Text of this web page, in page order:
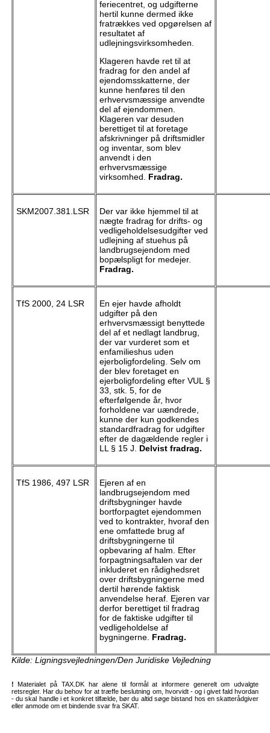
feriecentret, og udgifterne
hertil kunne dermed ikke
fratrækkes ved opgørelsen af
resultatet af
udlejningsvirksomheden.
Klageren havde ret til at
fradrag for den andel af
ejendomsskatterne, der
kunne henføres til den
erhvervsmæssige anvendte
del af ejendommen.
Klageren var desuden
berettiget til at foretage
afskrivninger på driftsmidler
og inventar, som blev
anvendt i den
erhvervsmæssige
virksomhed. Fradrag.
SKM2007.381.LSR
Der var ikke hjemmel til at
nægte fradrag for drifts- og
vedligeholdelsesudgifter ved
udlejning af stuehus på
landbrugsejendom med
bopælspligt for medejer.
Fradrag.
TfS 2000, 24 LSR
En ejer havde afholdt
udgifter på den
erhvervsmæssigt benyttede
del af et nedlagt landbrug,
der var vurderet som et
enfamilieshus uden
ejerboligfordeling. Selv om
der blev foretaget en
ejerboligfordeling efter VUL §
33, stk. 5, for de
efterfølgende år, hvor
forholdene var uændrede,
kunne der kun godkendes
standardfradrag for udgifter
efter de dagældende regler i
LL § 15 J. Delvist fradrag.
TfS 1986, 497 LSR
Ejeren af en
landbrugsejendom med
driftsbygninger havde
bortforpagtet ejendommen
ved to kontrakter, hvoraf den
ene omfattede brug af
driftsbygningerne til
opbevaring af halm. Efter
forpagtningsaftalen var der
inkluderet en rådighedsret
over driftsbygningerne med
dertil hørende faktisk
anvendelse heraf. Ejeren var
derfor berettiget til fradrag
for de faktiske udgifter til
vedligeholdelse af
bygningerne. Fradrag.
Kilde: Ligningsvejledningen/Den Juridiske Vejledning
! Materialet på TAX.DK har alene til formål at informere generelt om udvalgte
retsregler. Har du behov for at træffe beslutning om, hvorvidt - og i givet fald hvordan
- du skal handle i et konkret tilfælde, bør du altid søge bistand hos en skatterådgiver
eller anmode om et bindende svar fra SKAT.